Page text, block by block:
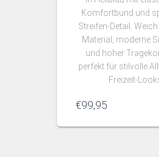
Komfortbund und
Streifen-Detail.
Material, moderne
und hoher
perfekt für stilvolle
Freizeit-
€99,95